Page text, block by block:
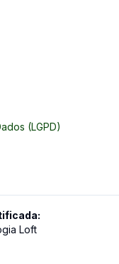
(LGPD)
Loft